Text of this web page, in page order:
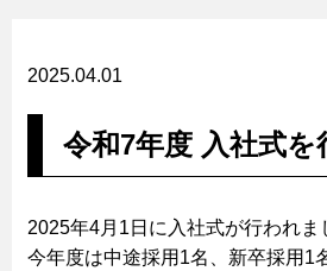
2025.04.01
令和7年度 入社式を
2025年4月1日に入社式が行われま
今年度は中途採用1名、新卒採用1